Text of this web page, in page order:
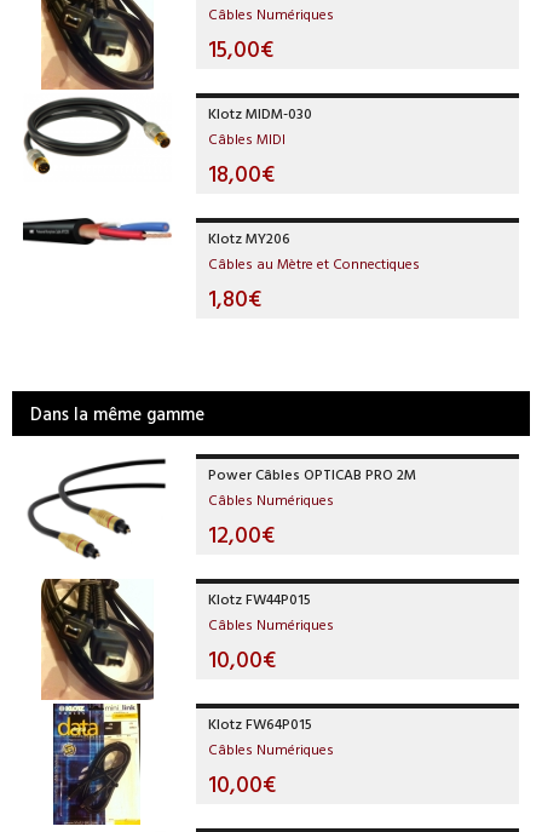
Câbles Numériques
15,00€
Klotz MIDM-030
Câbles MIDI
18,00€
Klotz MY206
Câbles au Mètre et Connectiques
1,80€
Dans la même gamme
Power Câbles OPTICAB PRO 2M
Câbles Numériques
12,00€
Klotz FW44P015
Câbles Numériques
10,00€
Klotz FW64P015
Câbles Numériques
10,00€